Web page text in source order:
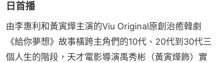
日首播
由李惠利和黃寅燁主演的Viu Original原創治癒韓劇
《給你夢想》故事橫跨主角們的10代、20代到30代三
個人生的階段，天才電影導演禹秀彬（黃寅燁飾）實